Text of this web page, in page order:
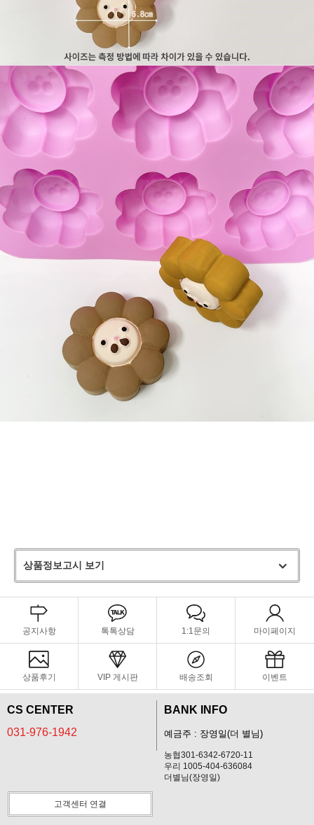
상품정보고시 보기
공지사항 톡톡상담 1:1문의 마이페이지
상품후기 VIP 게시판 배송조회 이벤트
CS CENTER
031-976-1942
BANK INFO
예금주 : 장영일(더 별님)
농협301-6342-6720-11
우리 1005-404-636084
더별님(장영일)
고객센터 연결